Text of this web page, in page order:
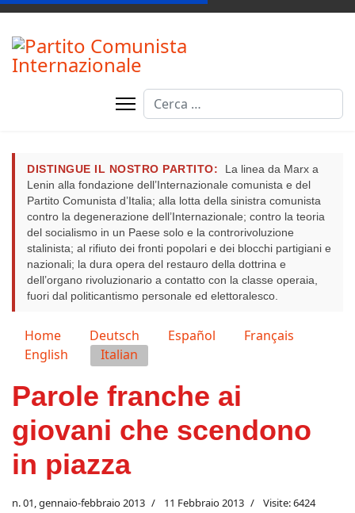
Cerca
DISTINGUE IL NOSTRO PARTITO:
La linea da Marx a
Lenin alla fondazione dell’Internazionale comunista e del
Partito Comunista d’Italia; alla lotta della sinistra comunista
contro la degenerazione dell’Internazionale; contro la teoria
del socialismo in un Paese solo e la controrivoluzione
stalinista; al rifiuto dei fronti popolari e dei blocchi partigiani e
nazionali; la dura opera del restauro della dottrina e
dell’organo rivoluzionario a contatto con la classe operaia,
fuori dal politicantismo personale ed elettoralesco.
Seleziona la tua lingua
Home Deutsch Español
Français
English
Italian
Parole franche ai
giovani che scendono
in piazza
n. 01, gennaio-febbraio 2013 11 Febbraio 2013 Visite: 6424